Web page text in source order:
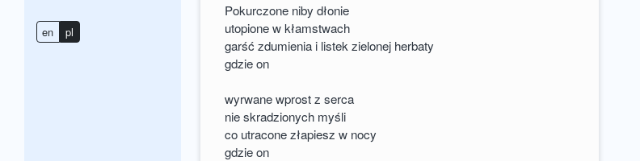
en pl
Pokurczone niby dłonie
utopione w kłamstwach
garść zdumienia i listek zielonej herbaty
gdzie on
wyrwane wprost z serca
nie skradzionych myśli
co utracone złapiesz w nocy
gdzie on